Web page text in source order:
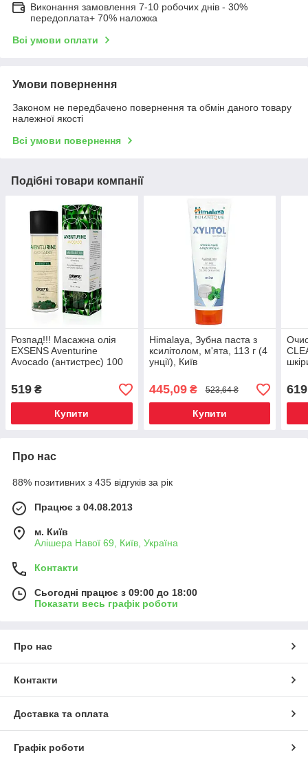
Виконання замовлення 7-10 робочих днів - 30%
передоплата+ 70% наложка
Всі умови оплати
Умови повернення
Законом не передбачено повернення та обмін даного товару
належної якості
Всі умови повернення
Подібні товари компанії
Розпад!!! Масажна олія
EXSENS Aventurine
Avocado (антистрес) 100
519 ₴
Купити
Himalaya, Зубна паста з
ксилітолом, м'ята, 113 г (4
унції), Київ
445,09₴ 523,64 ₴
Купити
619
Про нас
88% позитивних з 435 відгуків за рік
Працює з 04.08.2013
м. Київ
Алішера Навої 69, Київ, Україна
Контакти
Сьогодні працює з 09:00 до 18:00
Показати весь графік роботи
Про нас
Контакти
Доставка та оплата
Графік роботи